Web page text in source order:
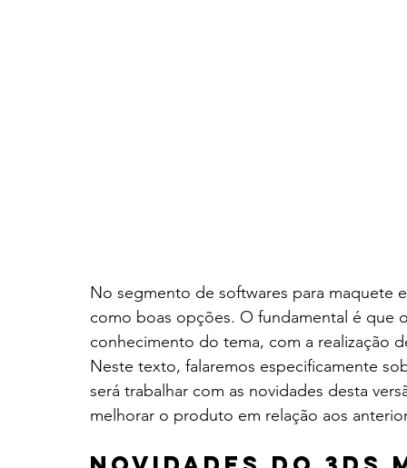
No segmento de softwares para maquete
como boas opções. O fundamental é que
conhecimento do tema, com a realização
Neste texto, falaremos especificamente
será trabalhar com as novidades desta
melhorar o produto em relação aos